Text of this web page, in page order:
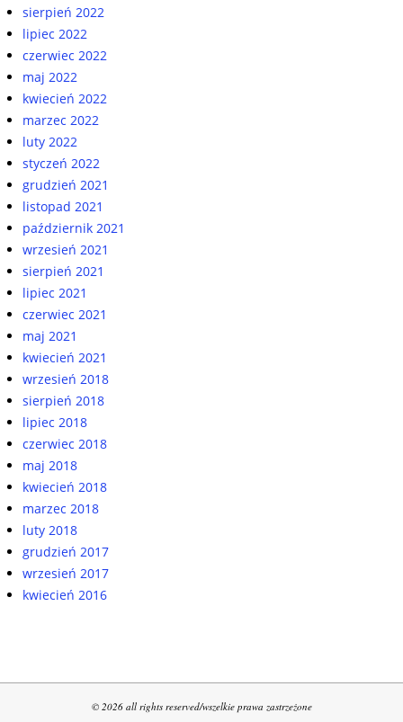
sierpień 2022
lipiec 2022
czerwiec 2022
maj 2022
kwiecień 2022
marzec 2022
luty 2022
styczeń 2022
grudzień 2021
listopad 2021
październik 2021
wrzesień 2021
sierpień 2021
lipiec 2021
czerwiec 2021
maj 2021
kwiecień 2021
wrzesień 2018
sierpień 2018
lipiec 2018
czerwiec 2018
maj 2018
kwiecień 2018
marzec 2018
luty 2018
grudzień 2017
wrzesień 2017
kwiecień 2016
© 2026 all rights reserved/wszelkie prawa zastrzeżone